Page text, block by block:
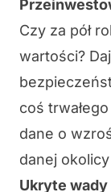
Czy za pół
wartości?
coś
dane o
danej
Ukryte